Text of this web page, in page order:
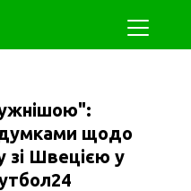
щодо
зі Швецією у